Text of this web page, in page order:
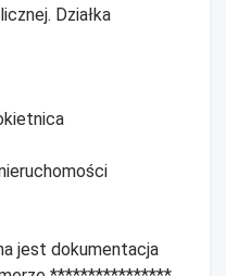
Działka
jest dokumentacja